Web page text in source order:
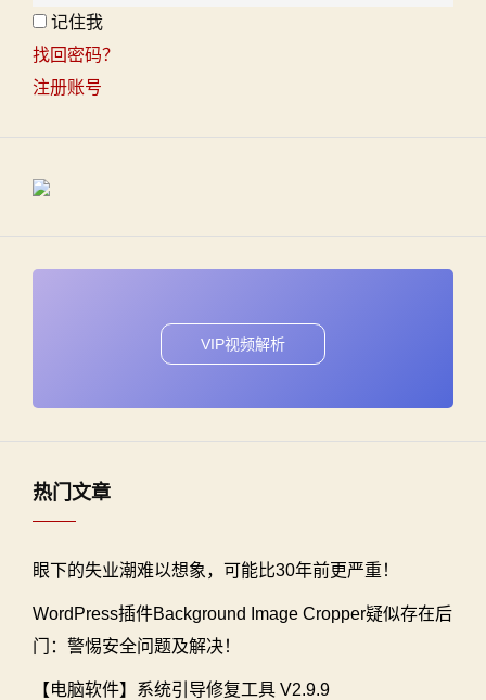
记住我
找回密码？
注册账号
VIP视频解析
热门文章
眼下的失业潮难以想象，可能比30年前更严重！
WordPress插件Background Image Cropper疑似存在后
门：警惕安全问题及解决！
【电脑软件】系统引导修复工具 V2.9.9